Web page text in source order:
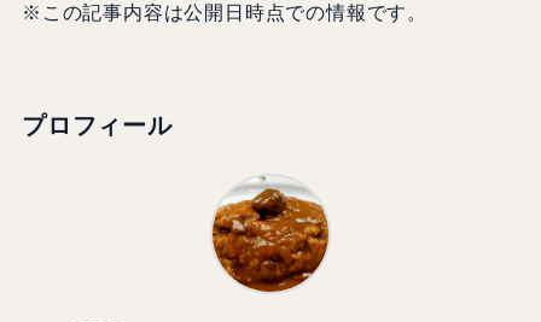
※この記事内容は公開日時点での情報です。
プロフィール